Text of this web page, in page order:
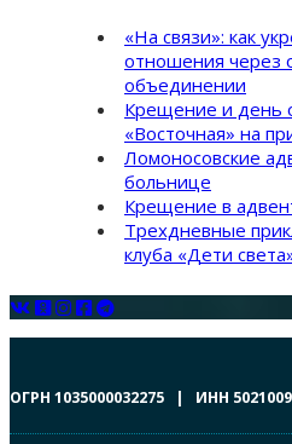
«На связи»: как
отношения через
объединении
Крещение и день
«Восточная» на
Ломоносовские
больнице
Крещение в
Трехдневные
клуба «Дети
ОГРН 1035000032275 | ИНН